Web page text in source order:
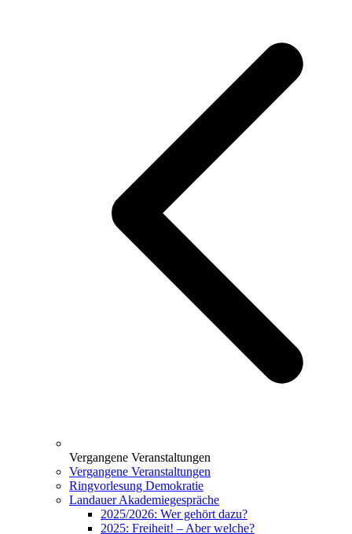
Vergangene Veranstaltungen
Vergangene Veranstaltungen
Ringvorlesung Demokratie
Landauer Akademiegespräche
2025/2026: Wer gehört dazu?
2025: Freiheit! – Aber welche?